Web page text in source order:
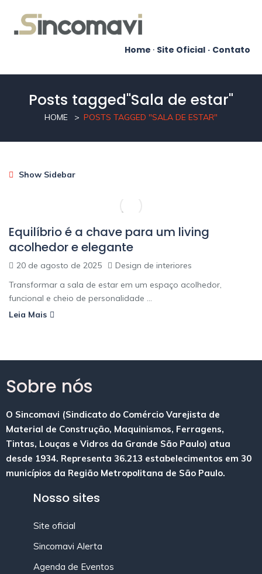
Home · Site Oficial · Contato
Posts tagged"Sala de estar"
HOME POSTS TAGGED "SALA DE ESTAR"
Show Sidebar
Equilíbrio é a chave para um living
acolhedor e elegante
20 de agosto de 2025
Design de interiores
Transformar a sala de estar em um espaço acolhedor,
funcional e cheio de personalidade ...
Leia Mais
Sobre nós
O Sincomavi (Sindicato do Comércio Varejista de
Material de Construção, Maquinismos, Ferragens,
Tintas, Louças e Vidros da Grande São Paulo) atua
desde 1934. Representa 36.213 estabelecimentos em 30
municípios da Região Metropolitana de São Paulo.
Nosso sites
Site oficial
Sincomavi Alerta
Agenda de Eventos